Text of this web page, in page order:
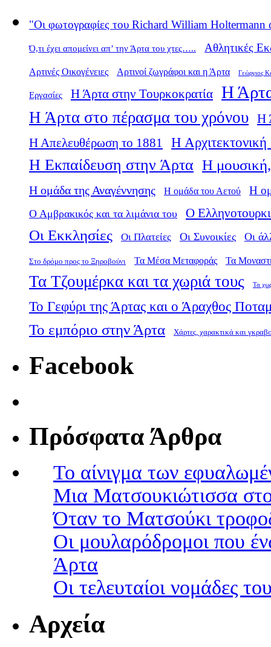
"Οι φωτογραφίες του Richard William Holtermann
Ό,τι έχει απομείνει απ’ την Άρτα του χτες….. Αθλητικές
Αρτινές Οικογένειες Αρτινοί ζωγράφοι και η Άρτα Γεώργιος
Εργασίες Η Άρτα στην Τουρκοκρατία Η
Η Άρτα στο πέρασμα του χρόνου Η
Η Απελευθέρωση το 1881
Η
Η Εκπαίδευση στην Άρτα Η μουσική,
Η ομάδα της Αναγέννησης Η ομάδα του Αετού Η
Ο Αμβρακικός και τα λιμάνια του Ο
Οι Εκκλησίες Οι Πλατείες Οι Συνοικίες Οι
Στο δρόμο προς το Ξηροβούνι Τα Μέσα Μεταφοράς Τα
Τα Τζουμέρκα και τα χωριά τους Τα
Το Γεφύρι της Άρτας και ο Άραχθος
Το εμπόριο στην Άρτα Χάρτες, χαρακτικά και
Facebook
Πρόσφατα Άρθρα
Το αίνιγμα των
Μια Ματσουκιώτισσα
Όταν το Ματσούκι
Οι μουλαρόδρομοι που
Άρτα
Οι τελευταίοι νομάδες
Αρχεία